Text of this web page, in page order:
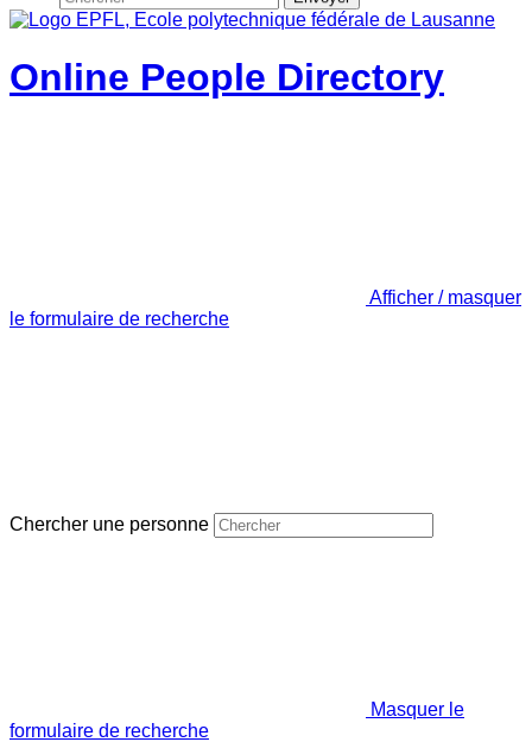
Online People Directory
Afficher / masquer
le formulaire de recherche
Chercher une personne
Masquer le
formulaire de recherche